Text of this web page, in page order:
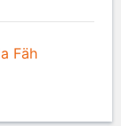
Fäh